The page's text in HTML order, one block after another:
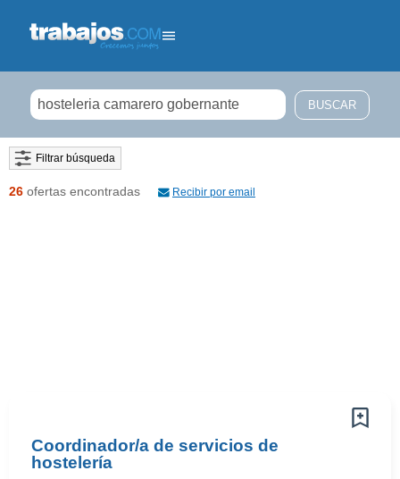
Filtrar búsqueda
26 ofertas encontradas Recibir por email
Coordinador/a de servicios de
hostelería